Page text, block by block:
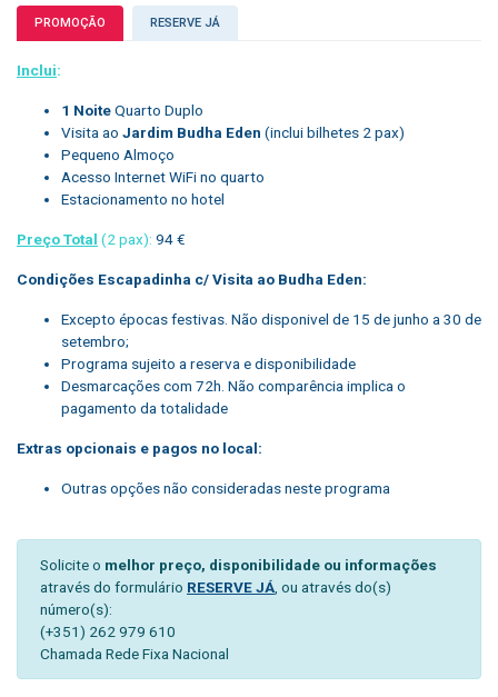
PROMOÇÃO RESERVE JÁ
Inclui:
1 NoiteQuarto Duplo
Visita ao Jardim Budha Eden (inclui bilhetes 2 pax)
Pequeno Almoço
Acesso Internet WiFi no quarto
Estacionamento no hotel
Preço Total (2 pax): 94 €
Condições Escapadinha c/ Visita ao Budha Eden:
Excepto épocas festivas. Não disponivel de 15 de junho a 30 de
setembro;
Programa sujeito a reserva e disponibilidade
Desmarcações com 72h. Não comparência implica o
pagamento da totalidade
Extras opcionais e pagos no local:
Outras opções não consideradas neste programa
Solicite o melhor preço, disponibilidade ou informações
através do formulário RESERVE JÁ , ou através do(s)
número(s):
(+351) 262 979 610
Chamada Rede Fixa Nacional